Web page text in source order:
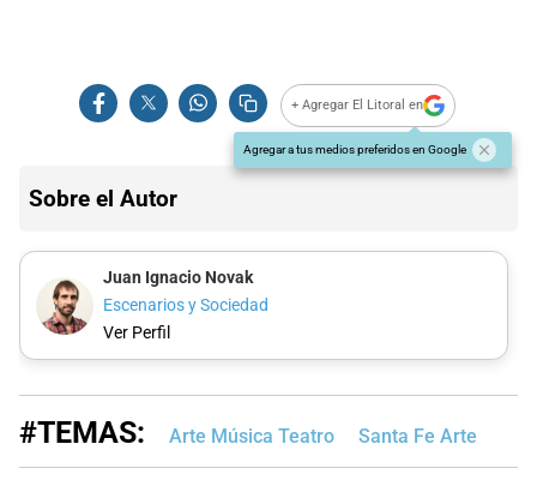
+ Agregar El Litoral en
Agregar a tus medios preferidos en Google
Sobre el Autor
Juan Ignacio Novak
Escenarios y Sociedad
Ver Perfil
#TEMAS: Arte Música Teatro Santa Fe Arte